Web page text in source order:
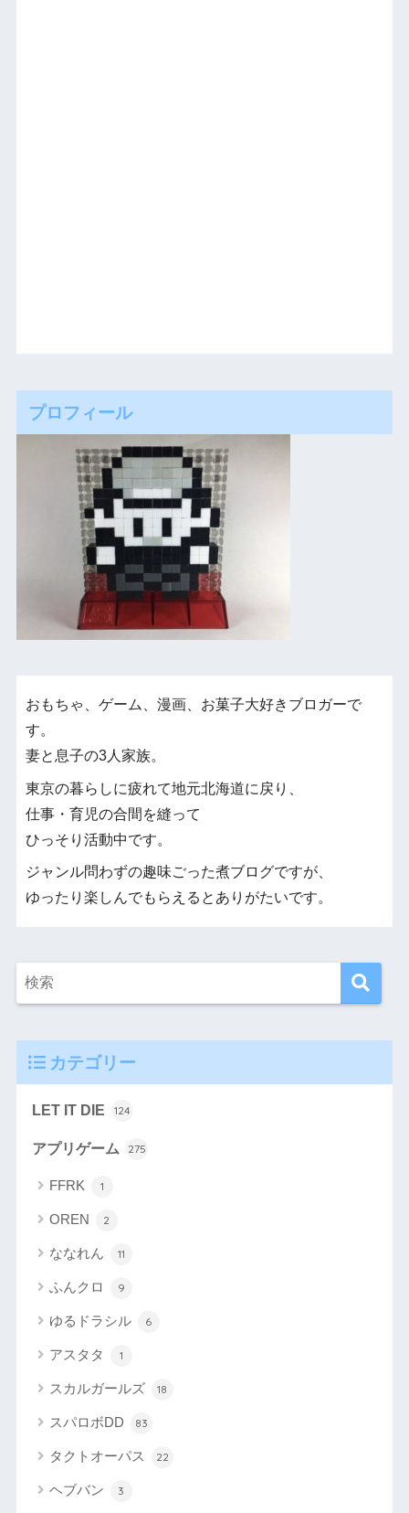
プロフィール
おもちゃ、ゲーム、漫画、お菓子大好きブロガーで
す。
妻と息子の3人家族。
東京の暮らしに疲れて地元北海道に戻り、
仕事・育児の合間を縫って
ひっそり活動中です。
ジャンル問わずの趣味ごった煮ブログですが、
ゆったり楽しんでもらえるとありがたいです。
カテゴリー
LET IT DIE 124
アプリゲーム 275
FFRK 1
OREN 2
ななれん 11
ふんクロ 9
ゆるドラシル 6
アスタタ 1
スカルガールズ 18
スパロボDD 83
タクトオーパス 22
ヘブバン 3